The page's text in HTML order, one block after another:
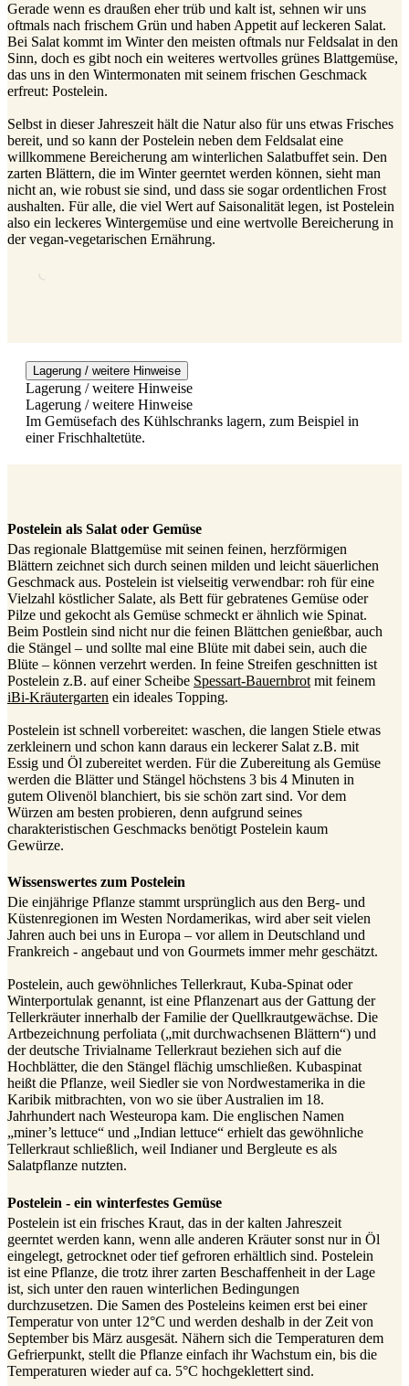
Gerade wenn es draußen eher trüb und kalt ist, sehnen wir uns
oftmals nach frischem Grün und haben Appetit auf leckeren Salat.
Bei Salat kommt im Winter den meisten oftmals nur Feldsalat in den
Sinn, doch es gibt noch ein weiteres wertvolles grünes Blattgemüse,
das uns in den Wintermonaten mit seinem frischen Geschmack
erfreut: Postelein.
Selbst in dieser Jahreszeit hält die Natur also für uns etwas Frisches
bereit, und so kann der Postelein neben dem Feldsalat eine
willkommene Bereicherung am winterlichen Salatbuffet sein. Den
zarten Blättern, die im Winter geerntet werden können, sieht man
nicht an, wie robust sie sind, und dass sie sogar ordentlichen Frost
aushalten. Für alle, die viel Wert auf Saisonalität legen, ist Postelein
also ein leckeres Wintergemüse und eine wertvolle Bereicherung in
der vegan-vegetarischen Ernährung.
Lagerung / weitere Hinweise
Lagerung / weitere Hinweise
Lagerung / weitere Hinweise
Im Gemüsefach des Kühlschranks lagern, zum Beispiel in
einer Frischhaltetüte.
Postelein als Salat oder Gemüse
Das regionale Blattgemüse mit seinen feinen, herzförmigen
Blättern zeichnet sich durch seinen milden und leicht säuerlichen
Geschmack aus. Postelein ist vielseitig verwendbar: roh für eine
Vielzahl köstlicher Salate, als Bett für gebratenes Gemüse oder
Pilze und gekocht als Gemüse schmeckt er ähnlich wie Spinat.
Beim Postlein sind nicht nur die feinen Blättchen genießbar, auch
die Stängel – und sollte mal eine Blüte mit dabei sein, auch die
Blüte – können verzehrt werden. In feine Streifen geschnitten ist
Postelein z.B. auf einer Scheibe Spessart-Bauernbrot mit feinem
iBi-Kräutergarten ein ideales Topping.
Postelein ist schnell vorbereitet: waschen, die langen Stiele etwas
zerkleinern und schon kann daraus ein leckerer Salat z.B. mit
Essig und Öl zubereitet werden. Für die Zubereitung als Gemüse
werden die Blätter und Stängel höchstens 3 bis 4 Minuten in
gutem Olivenöl blanchiert, bis sie schön zart sind. Vor dem
Würzen am besten probieren, denn aufgrund seines
charakteristischen Geschmacks benötigt Postelein kaum
Gewürze.
Wissenswertes zum Postelein
Die einjährige Pflanze stammt ursprünglich aus den Berg- und
Küstenregionen im Westen Nordamerikas, wird aber seit vielen
Jahren auch bei uns in Europa – vor allem in Deutschland und
Frankreich - angebaut und von Gourmets immer mehr geschätzt.
Postelein, auch gewöhnliches Tellerkraut, Kuba-Spinat oder
Winterportulak genannt, ist eine Pflanzenart aus der Gattung der
Tellerkräuter innerhalb der Familie der Quellkrautgewächse. Die
Artbezeichnung perfoliata („mit durchwachsenen Blättern“) und
der deutsche Trivialname Tellerkraut beziehen sich auf die
Hochblätter, die den Stängel flächig umschließen. Kubaspinat
heißt die Pflanze, weil Siedler sie von Nordwestamerika in die
Karibik mitbrachten, von wo sie über Australien im 18.
Jahrhundert nach Westeuropa kam. Die englischen Namen
„miner’s lettuce“ und „Indian lettuce“ erhielt das gewöhnliche
Tellerkraut schließlich, weil Indianer und Bergleute es als
Salatpflanze nutzten.
Postelein - ein winterfestes Gemüse
Postelein ist ein frisches Kraut, das in der kalten Jahreszeit
geerntet werden kann, wenn alle anderen Kräuter sonst nur in Öl
eingelegt, getrocknet oder tief gefroren erhältlich sind. Postelein
ist eine Pflanze, die trotz ihrer zarten Beschaffenheit in der Lage
ist, sich unter den rauen winterlichen Bedingungen
durchzusetzen. Die Samen des Posteleins keimen erst bei einer
Temperatur von unter 12°C und werden deshalb in der Zeit von
September bis März ausgesät. Nähern sich die Temperaturen dem
Gefrierpunkt, stellt die Pflanze einfach ihr Wachstum ein, bis die
Temperaturen wieder auf ca. 5°C hochgeklettert sind.